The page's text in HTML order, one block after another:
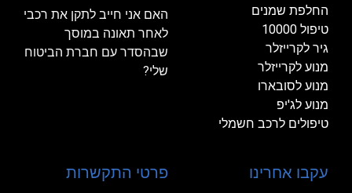
החלפת שמנים
טיפול 10000
גיר לקרייזלר
מנוע לקרייזלר
מנוע לסובארו
מנוע לג'יפ
טיפולים לרכב חשמלי
האם אני חייב לתקן את רכבי
לאחר תאונה במוסך
שבהסדר עם חברת הביטוח
שלי?
עקבו אחרינו פרטי התקשרות